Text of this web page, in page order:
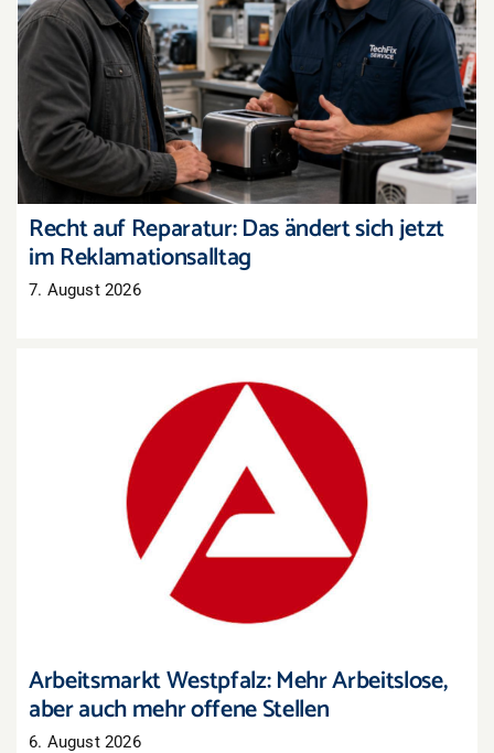
Recht auf Reparatur: Das ändert sich jetzt im
Reklamationsalltag
Recht auf Reparatur: Das ändert sich jetzt
im Reklamationsalltag
7. August 2026
Arbeitsmarkt Westpfalz: Mehr Arbeitslose, aber
auch mehr offene Stellen
Arbeitsmarkt Westpfalz: Mehr Arbeitslose,
aber auch mehr offene Stellen
6. August 2026